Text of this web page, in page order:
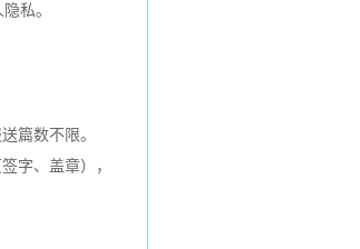
私。
篇数不限。
字、盖章），